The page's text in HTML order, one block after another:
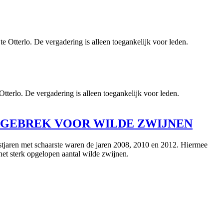
Otterlo. De vergadering is alleen toegankelijk voor leden.
De vergadering is alleen toegankelijk voor leden.
VOOR WILDE ZWIJNEN
met schaarste waren de jaren 2008, 2010 en 2012. Hiermee
sterk opgelopen aantal wilde zwijnen.